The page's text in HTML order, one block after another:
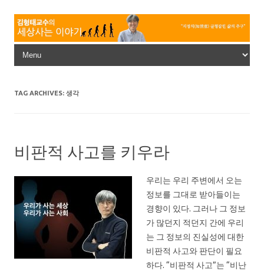
Skip to content
TAG ARCHIVES: 생각
비판적 사고를 키우라
우리는 우리 주변에서 오는
정보를 그대로 받아들이는
경향이 있다. 그러나 그 정보
가 많던지 적던지 간에 우리
는 그 정보의 진실성에 대한
비판적 사고와 판단이 필요
하다. “비판적 사고”는 “비난